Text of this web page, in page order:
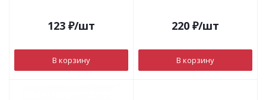
123 ₽/шт
В корзину
220 ₽/шт
В корзину